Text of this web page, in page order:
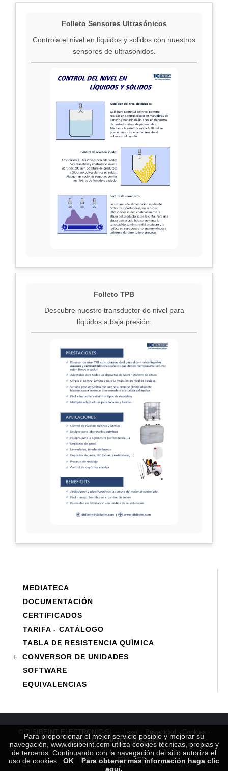
Folleto Sensores Ultrasónicos
Controla el nivel en líquidos y solidos con nuestros
sensores de ultrasonidos.
Folleto TPB
Descubre nuestro transductor de nivel para
líquidos a baja presión.
MEDIATECA
DOCUMENTACIÓN
CERTIFICADOS
TARIFA - CATÁLOGO
TABLA DE RESISTENCIA QUÍMICA
+
CONVERSOR DE UNIDADES
SOFTWARE
EQUIVALENCIAS
© DISIBEINT ELECTRONIC SL ··· Legal · Privacidad · Cookies ·
Comercial·Intranet-glacom®
ES CA EN FR
Para proporcionar el mejor servicio posible y mejorar su
navegación, www.disibeint.com utiliza cookies técnicas, propias y
de terceros. Continuando con la navegación del sitio autoriza el
uso de cookies.
OK
Para obtener más información haga clic
aquí.